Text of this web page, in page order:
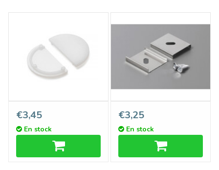
Couvercle D9 embouts
d'arceau, blanc laiteux
translucide, ensemble de
€3,45
En stock
Support Type `Y` Flexible
€3,25
En stock